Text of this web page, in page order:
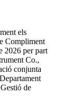
els
Compliment
2026 per part
Co.,
conjunta
de